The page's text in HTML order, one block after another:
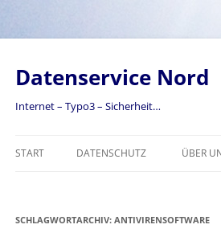
Zum
Datenservice Nord
Internet – Typo3 – Sicherheit…
START DATENSCHUTZ ÜBER
SCHLAGWORTARCHIV: ANTIVIRENSOFTWARE